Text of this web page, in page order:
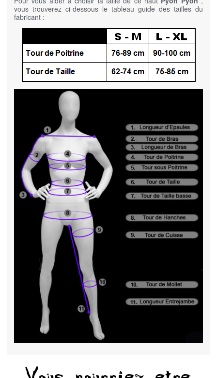
vous trouverez ci-dessous le tableau guide des tailles du
fabricant :